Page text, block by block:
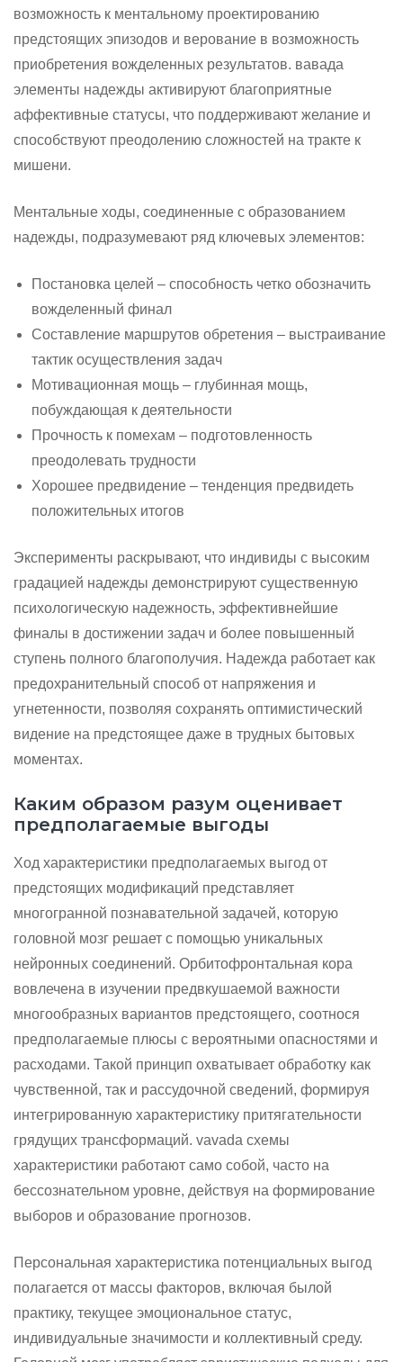
возможность к ментальному проектированию
предстоящих эпизодов и верование в возможность
приобретения вожделенных результатов. вавада
элементы надежды активируют благоприятные
аффективные статусы, что поддерживают желание и
способствуют преодолению сложностей на тракте к
мишени.
Ментальные ходы, соединенные с образованием
надежды, подразумевают ряд ключевых элементов:
Постановка целей – способность четко обозначить
вожделенный финал
Составление маршрутов обретения – выстраивание
тактик осуществления задач
Мотивационная мощь – глубинная мощь,
побуждающая к деятельности
Прочность к помехам – подготовленность
преодолевать трудности
Хорошее предвидение – тенденция предвидеть
положительных итогов
Эксперименты раскрывают, что индивиды с высоким
градацией надежды демонстрируют существенную
психологическую надежность, эффективнейшие
финалы в достижении задач и более повышенный
ступень полного благополучия. Надежда работает как
предохранительный способ от напряжения и
угнетенности, позволяя сохранять оптимистический
видение на предстоящее даже в трудных бытовых
моментах.
Каким образом разум оценивает
предполагаемые выгоды
Ход характеристики предполагаемых выгод от
предстоящих модификаций представляет
многогранной познавательной задачей, которую
головной мозг решает с помощью уникальных
нейронных соединений. Орбитофронтальная кора
вовлечена в изучении предвкушаемой важности
многообразных вариантов предстоящего, соотнося
предполагаемые плюсы с вероятными опасностями и
расходами. Такой принцип охватывает обработку как
чувственной, так и рассудочной сведений, формируя
интегрированную характеристику притягательности
грядущих трансформаций. vavada схемы
характеристики работают само собой, часто на
бессознательном уровне, действуя на формирование
выборов и образование прогнозов.
Персональная характеристика потенциальных выгод
полагается от массы факторов, включая былой
практику, текущее эмоциональное статус,
индивидуальные значимости и коллективный среду.